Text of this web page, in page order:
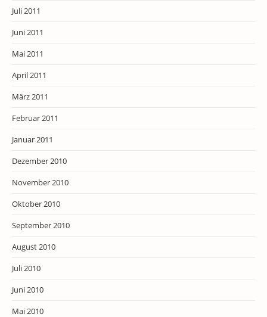
Juli 2011
Juni 2011
Mai 2011
April 2011
März 2011
Februar 2011
Januar 2011
Dezember 2010
November 2010
Oktober 2010
September 2010
August 2010
Juli 2010
Juni 2010
Mai 2010